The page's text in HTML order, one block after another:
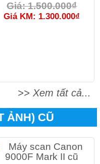
Giá: 1.500.000₫
Giá KM: 1.300.000₫
>> Xem tất cả...
ẢNH) CŨ